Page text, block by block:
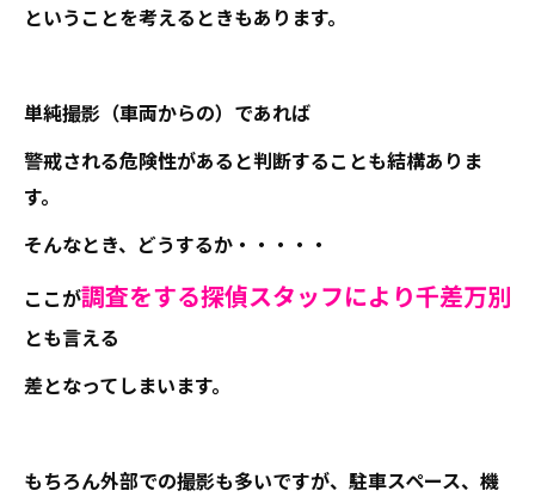
ということを考えるときもあります。
単純撮影（車両からの）であれば
警戒される危険性があると判断することも結構ありま
す。
そんなとき、どうするか・・・・・
ここが調査をする探偵スタッフにより千差万別
とも言える
差となってしまいます。
もちろん外部での撮影も多いですが、駐車スペース、機